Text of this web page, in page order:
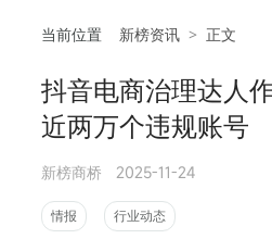
当前位置 新榜资讯 > 正文
抖音电商治理达人
近两万个违规账号
新榜商桥 2025-11-24
情报 行业动态